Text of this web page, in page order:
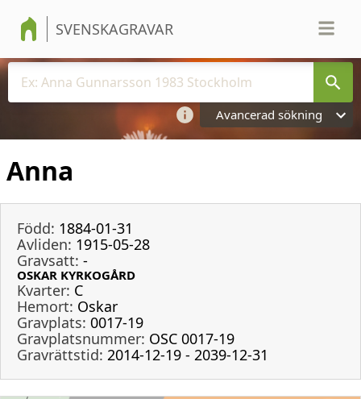
SVENSKAGRAVAR
Avancerad sökning
Anna
Född: 1884-01-31
Avliden: 1915-05-28
Gravsatt: -
OSKAR KYRKOGÅRD
Kvarter: C
Hemort: Oskar
Gravplats: 0017-19
Gravplatsnummer: OSC 0017-19
Gravrättstid: 2014-12-19 - 2039-12-31